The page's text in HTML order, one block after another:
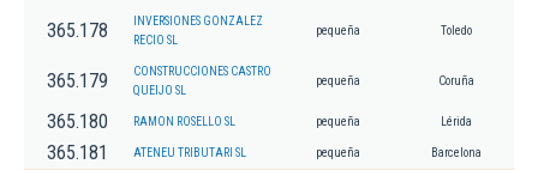
365.178
INVERSIONES GONZALEZ
RECIO SL
pequeña Toledo
365.179
CONSTRUCCIONES CASTRO
QUEIJO SL
pequeña Coruña
365.180 RAMON ROSELLO SL pequeña Lérida
365.181 ATENEU TRIBUTARI SL pequeña Barcelona